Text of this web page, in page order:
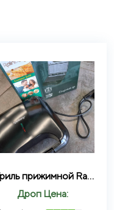
Гриль прижимной Rainberg RB-2248
Дроп Цена: